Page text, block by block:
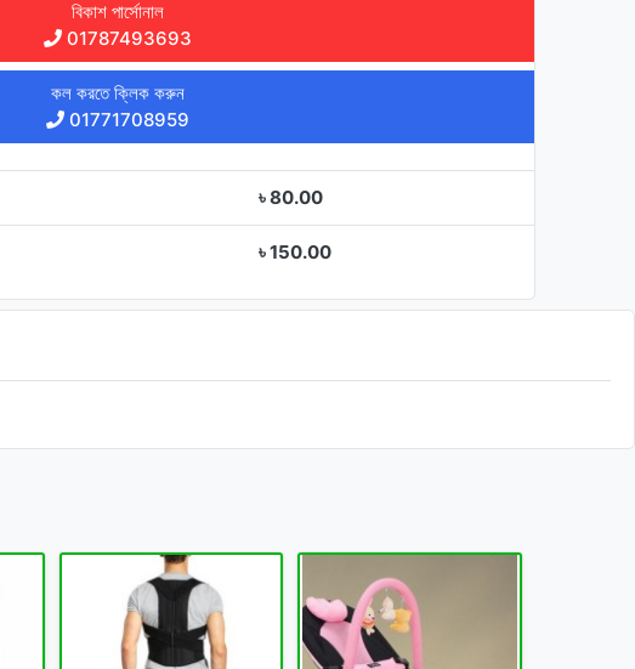
বিকাশ পার্সোনাল
01787493693
কল করতে ক্লিক করুন
01771708959
৳ 80.00
৳ 150.00